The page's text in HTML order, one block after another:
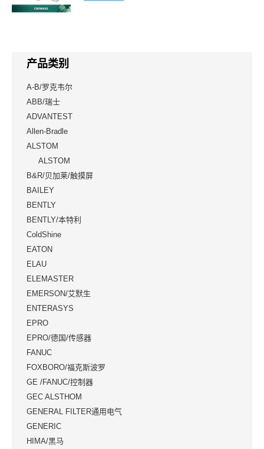
产品类别
A-B/罗克韦尔
ABB/瑞士
ADVANTEST
Allen-Bradle
ALSTOM
ALSTOM
B&R/贝加莱/触摸屏
BAILEY
BENTLY
BENTLY/本特利
ColdShine
EATON
ELAU
ELEMASTER
EMERSON/艾默生
ENTERASYS
EPRO
EPRO/德国/传感器
FANUC
FOXBORO/福克斯波罗
GE /FANUC/控制器
GEC ALSTHOM
GENERAL FILTER通用电气
GENERIC
HIMA/黑马